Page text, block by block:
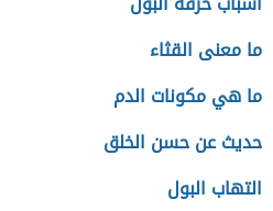
ما معنى القثاء
ما هي مكونات الدم
حديث عن حسن الخلق
التهاب البول